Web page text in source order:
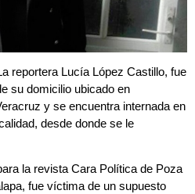
reportera Lucía López Castillo, fue
su domicilio ubicado en
y se encuentra internada en
desde donde se le
la revista Cara Política de Poza
fue víctima de un supuesto